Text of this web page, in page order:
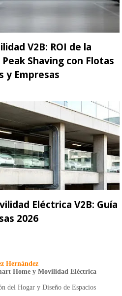
V2B: ROI de la
Shaving con Flotas
y Empresas
Eléctrica V2B: Guía
2026
Hernández
Home y Movilidad Eléctrica
del Hogar y Diseño de Espacios